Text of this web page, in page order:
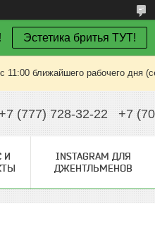
Эстетика бритья ТУТ!
ближайшего рабочего дня
(777) 728-32-22 +7
И
INSTAGRAM ДЛЯ
ДЖЕНТЛЬМЕНОВ